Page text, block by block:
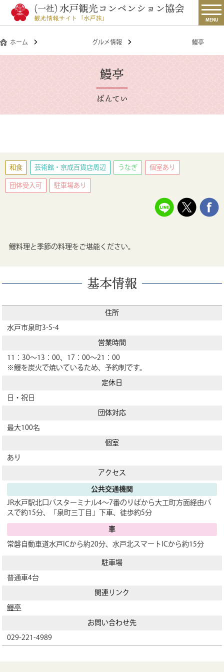
MENU
ホーム グルメ情報 鰻亭
鰻亭
ばんてい
和食 芸術館・京成百貨店周辺 うなぎ
個室あり
団体受入可
駐車場あり
鰻料理と季節の料理をご堪能ください。
基本情報
住所
水戸市泉町3-5-4
営業時間
11：30～13：00、17：00～21：00
※鰻を炭火で焼いているため、予約制です。
定休日
日・祝日
団体対応
最大100名
個室
あり
アクセス
公共交通機関
JR水戸駅北口バスターミナル4～7番のりばから大工町方面経由バ
スで約15分、「泉町三丁目」下車、徒歩約5分
車
常磐自動車道水戸ICから約20分、水戸北スマートICから約15分
駐車場
普通車4台
関連リンク
鰻亭
お問い合わせ先
029-221-4989